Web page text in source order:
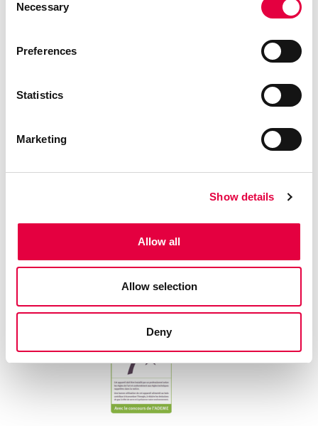
Selection
Necessary
Preferences
Statistics
Marketing
Show details
Allow all
Allow selection
Deny